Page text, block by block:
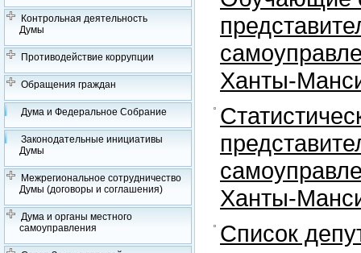
Контрольная деятельность
Думы
Противодействие коррупции
Обращения граждан
Дума и Федеральное Собрание
Законодательные инициативы
Думы
Межрегиональное сотрудничество
Думы (договоры и соглашения)
Дума и органы местного
самоуправления
Ханты-
Ханты-
Список